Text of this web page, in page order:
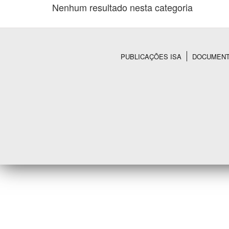
Nenhum resultado nesta categoria
PUBLICAÇÕES ISA